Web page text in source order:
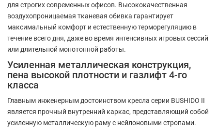
для строгих современных офисов. Высококачественная
воздухопроницаемая тканевая обивка гарантирует
максимальный комфорт и естественную терморегуляцию в
течение всего дня, даже во время интенсивных игровых сессий
или длительной монотонной работы.
Усиленная металлическая конструкция,
пена высокой плотности и газлифт 4-го
класса
Главным инженерным достоинством кресла серии BUSHIDO II
является прочный внутренний каркас, представляющий собой
усиленную металлическую раму с нейлоновыми стропами.